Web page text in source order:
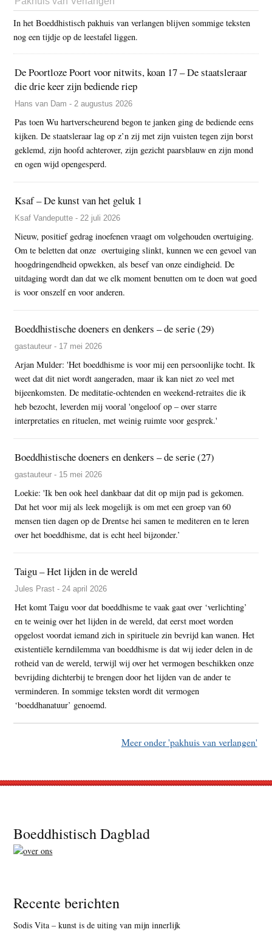
In het Boeddhistisch pakhuis van verlangen blijven sommige teksten
nog een tijdje op de leestafel liggen.
De Poortloze Poort voor nitwits, koan 17 – De staatsleraar
die drie keer zijn bediende riep
Hans van Dam - 2 augustus 2026
Pas toen Wu hartverscheurend begon te janken ging de bediende eens
kijken. De staatsleraar lag op z’n zij met zijn vuisten tegen zijn borst
geklemd, zijn hoofd achterover, zijn gezicht paarsblauw en zijn mond
en ogen wijd opengesperd.
Ksaf – De kunst van het geluk 1
Ksaf Vandeputte - 22 juli 2026
Nieuw, positief gedrag inoefenen vraagt om volgehouden overtuiging.
Om te beletten dat onze overtuiging slinkt, kunnen we een gevoel van
hoogdringendheid opwekken, als besef van onze eindigheid. De
uitdaging wordt dan dat we elk moment benutten om te doen wat goed
is voor onszelf en voor anderen.
Boeddhistische doeners en denkers – de serie (29)
gastauteur - 17 mei 2026
Arjan Mulder: 'Het boeddhisme is voor mij een persoonlijke tocht. Ik
weet dat dit niet wordt aangeraden, maar ik kan niet zo veel met
bijeenkomsten. De meditatie-ochtenden en weekend-retraites die ik
heb bezocht, leverden mij vooral 'ongeloof op – over starre
interpretaties en rituelen, met weinig ruimte voor gesprek.'
Boeddhistische doeners en denkers – de serie (27)
gastauteur - 15 mei 2026
Loekie: 'Ik ben ook heel dankbaar dat dit op mijn pad is gekomen.
Dat het voor mij als leek mogelijk is om met een groep van 60
mensen tien dagen op de Drentse hei samen te mediteren en te leren
over het boeddhisme, dat is echt heel bijzonder.’
Taigu – Het lijden in de wereld
Jules Prast - 24 april 2026
Het komt Taigu voor dat boeddhisme te vaak gaat over ‘verlichting’
en te weinig over het lijden in de wereld, dat eerst moet worden
opgelost voordat iemand zich in spirituele zin bevrijd kan wanen. Het
existentiële kerndilemma van boeddhisme is dat wij ieder delen in de
rotheid van de wereld, terwijl wij over het vermogen beschikken onze
bevrijding dichterbij te brengen door het lijden van de ander te
verminderen. In sommige teksten wordt dit vermogen
‘boeddhanatuur’ genoemd.
Meer onder 'pakhuis van verlangen'
Footer
Boeddhistisch Dagblad
Recente berichten
Sodis Vita – kunst is de uiting van mijn innerlijk